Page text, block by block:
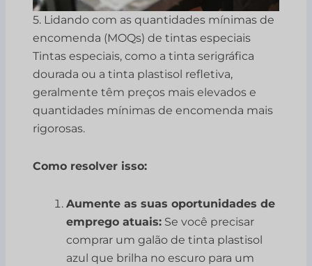
5. Lidando com as quantidades mínimas de
encomenda (MOQs) de tintas especiais
Tintas especiais, como a tinta serigráfica
dourada ou a tinta plastisol refletiva,
geralmente têm preços mais elevados e
quantidades mínimas de encomenda mais
rigorosas.
Como resolver isso:
Aumente as suas oportunidades de
emprego atuais: Se você precisar
comprar um galão de tinta plastisol
azul que brilha no escuro para um